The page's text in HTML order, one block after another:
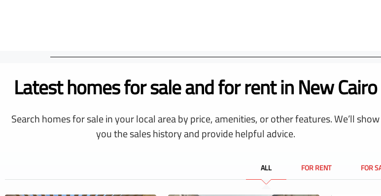
Latest homes for sale and for rent in New Cairo
Search homes for sale in your local area by price, amenities, or other features. We’ll show
you the sales history and provide helpful advice.
ALL FOR RENT FOR